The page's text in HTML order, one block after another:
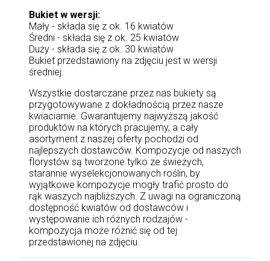
Bukiet w wersji:
Mały - składa się z ok. 16 kwiatów
Średni - składa się z ok. 25 kwiatów
Duży - składa się z ok. 30 kwiatów
Bukiet przedstawiony na zdjęciu jest w wersji
średniej.
Wszystkie dostarczane przez nas bukiety są
przygotowywane z dokładnością przez nasze
kwiaciarnie. Gwarantujemy najwyższą jakość
produktów na których pracujemy, a cały
asortyment z naszej oferty pochodzi od
najlepszych dostawców. Kompozycje od naszych
florystów są tworzone tylko ze świeżych,
starannie wyselekcjonowanych roślin, by
wyjątkowe kompozycje mogły trafić prosto do
rąk waszych najbliższych. Z uwagi na ograniczoną
dostępność kwiatów od dostawców i
występowanie ich różnych rodzajów -
kompozycja może różnić się od tej
przedstawionej na zdjęciu.